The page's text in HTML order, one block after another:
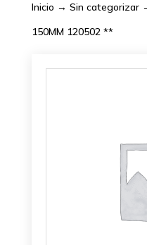
Inicio → Sin categorizar→
150MM 120502 **